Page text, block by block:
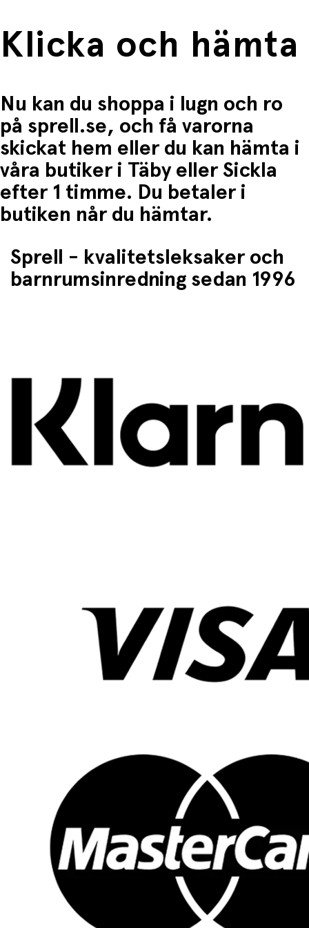
Klicka och hämta
Nu kan du shoppa i lugn och ro
på sprell.se, och få varorna
skickat hem eller du kan hämta i
våra butiker i Täby eller Sickla
efter 1 timme. Du betaler i
butiken når du hämtar.
Sprell - kvalitetsleksaker och
barnrumsinredning sedan 1996